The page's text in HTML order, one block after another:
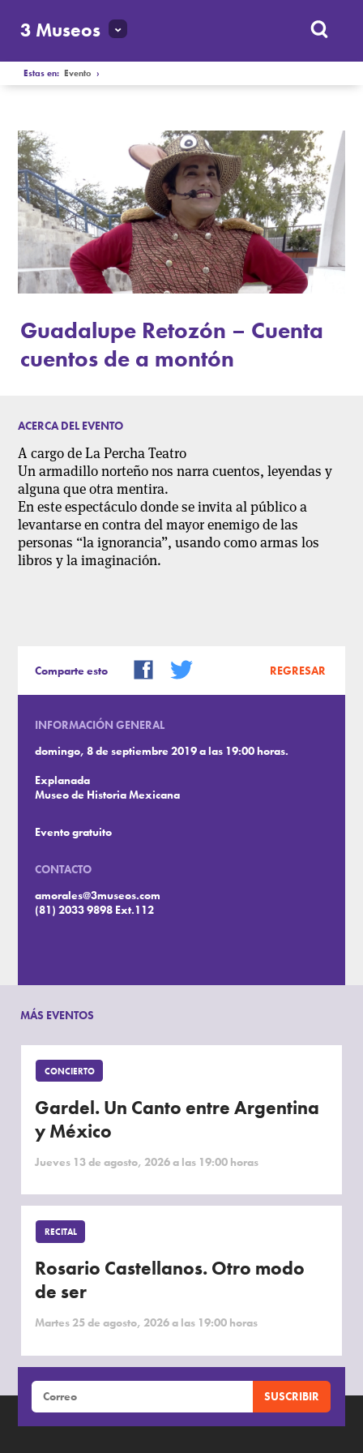
3 Museos
Estas en:Evento ›
Guadalupe Retozón – Cuenta
cuentos de a montón
ACERCA DEL EVENTO
A cargo de La Percha Teatro
Un armadillo norteño nos narra cuentos, leyendas y
alguna que otra mentira.
En este espectáculo donde se invita al público a
levantarse en contra del mayor enemigo de las
personas “la ignorancia”, usando como armas los
libros y la imaginación.
Comparte esto REGRESAR
INFORMACIÓN GENERAL
domingo, 8 de septiembre 2019 a las 19:00 horas.
Explanada
Museo de Historia Mexicana
Evento gratuito
CONTACTO
amorales@3museos.com
(81) 2033 9898 Ext.112
MÁS EVENTOS
CONCIERTO
Gardel. Un Canto entre Argentina
y México
Jueves 13 de agosto, 2026 a las 19:00 horas
RECITAL
Rosario Castellanos. Otro modo
de ser
Martes 25 de agosto, 2026 a las 19:00 horas